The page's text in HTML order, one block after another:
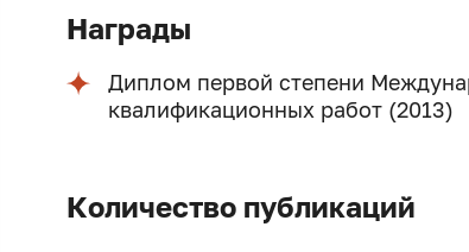
Награды
Диплом первой степени
квалификационных работ (2013)
Количество публикаций